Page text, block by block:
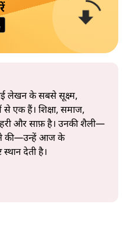
लेखन के सबसे सूक्ष्म,
से एक हैं। शिक्षा, समाज,
और साफ़ है। उनकी शैली—
की—उन्हें आज के
स्थान देती है।